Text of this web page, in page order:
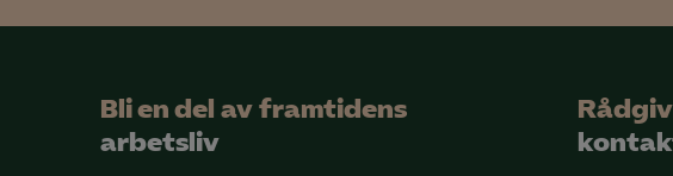
Bli en del av framtidens
arbetsliv